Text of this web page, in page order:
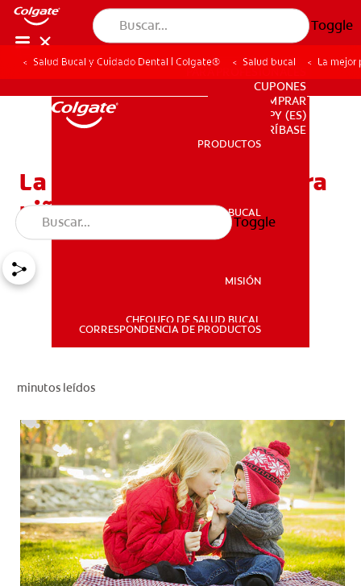
Toggle
PRODUCTOS
SALUD BUCAL
PARA PROFESIONALES
CUPONES
DONDE COMPRAR
PY (ES)
PARA PROFESIONALES
CUPONES
DONDE COMPRAR
PY (ES)
SUSCRÍBASE
PRODUCTOS
SALUD BUCAL
MISIÓN
CHEQUEO DE SALUD BUCAL
CORRESPONDENCIA DE PRODUCTOS
Toggle
Salud Bucal y Cuidado Dental | Colgate® Salud bucal La mejor
La mejor pasta dental para
niños con caries
minutos leídos